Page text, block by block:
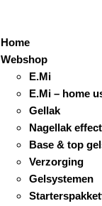
Home
Webshop
E.Mi
E.Mi – home
Gellak
Nagellak
Base & top
Verzorging
Gelsystemen